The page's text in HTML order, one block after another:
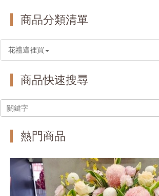
商品分類清單
花禮這裡買
商品快速搜尋
熱門商品